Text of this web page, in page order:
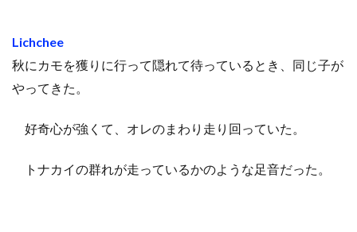
Lichchee
秋にカモを獲りに行って隠れて待っているとき、同じ子が
やってきた。
好奇心が強くて、オレのまわり走り回っていた。
トナカイの群れが走っているかのような足音だった。